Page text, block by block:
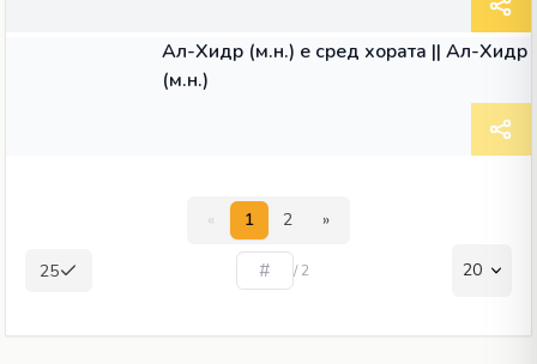
Ал-Хидр (м.н.) е сред хората || Ал-Хидр
(м.н.)
« 1 2 »
25 / 2 20